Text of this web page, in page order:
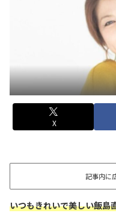
X
記事内に
いつもきれいで美しい飯島